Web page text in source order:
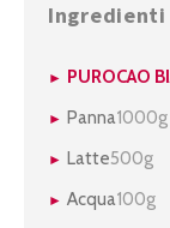
Ingredienti
PUROCAO
Panna1000g
Latte500g
Acqua100g